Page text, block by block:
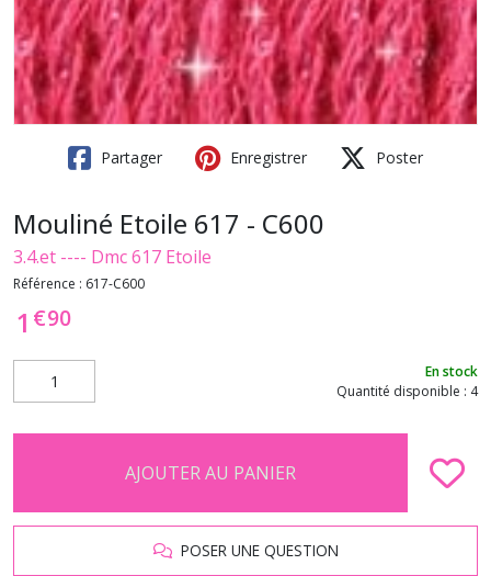
Partager Enregistrer Poster
Mouliné Etoile 617 - C600
3.4.et ---- Dmc 617 Etoile
Référence : 617-C600
1 €90
En stock
Quantité disponible : 4
AJOUTER AU PANIER
POSER UNE QUESTION